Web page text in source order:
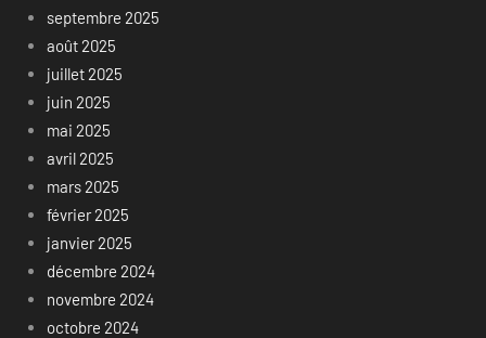
septembre 2025
août 2025
juillet 2025
juin 2025
mai 2025
avril 2025
mars 2025
février 2025
janvier 2025
décembre 2024
novembre 2024
octobre 2024